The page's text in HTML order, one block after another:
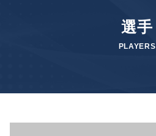
選手
PLAYERS